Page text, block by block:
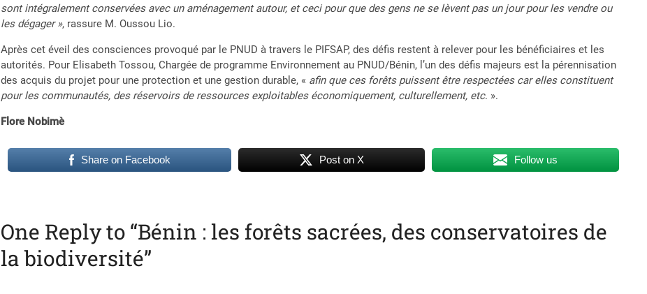
sont intégralement conservées avec un aménagement autour, et ceci pour que des gens ne se lèvent pas un jour pour les vendre ou
les dégager », rassure M. Oussou Lio.
Après cet éveil des consciences provoqué par le PNUD à travers le PIFSAP, des défis restent à relever pour les bénéficiaires et les
autorités. Pour Elisabeth Tossou, Chargée de programme Environnement au PNUD/Bénin, l’un des défis majeurs est la pérennisation
des acquis du projet pour une protection et une gestion durable, « afin que ces forêts puissent être respectées car elles constituent
pour les communautés, des réservoirs de ressources exploitables économiquement, culturellement, etc. ».
Flore Nobimè
Share on Facebook Post on X Follow us
One Reply to “Bénin : les forêts sacrées, des conservatoires de
la biodiversité”